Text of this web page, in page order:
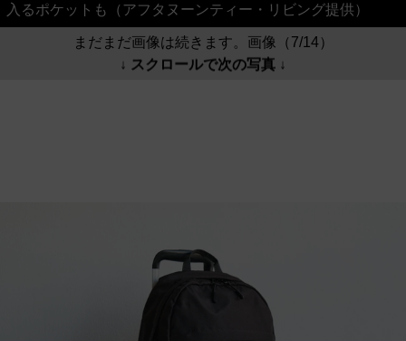
入るポケットも（アフタヌーンティー・リビング提供）
まだまだ画像は続きます。画像（7/14）
↓ スクロールで次の写真 ↓